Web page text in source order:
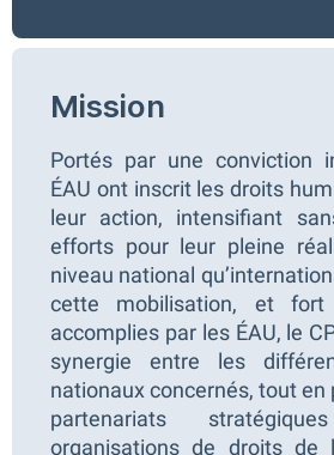
Mission
Portés par une conviction
ÉAU ont inscrit les droits
leur action, intensifiant
efforts pour leur pleine
niveau national
cette mobilisation, et fort
accomplies par les ÉAU, le
synergie entre les
nationaux concernés, tout
partenariats
organisations de droits de